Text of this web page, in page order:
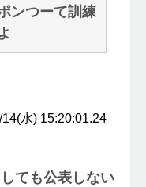
ンつーて訓練
水) 15:20:01.24
ても公表しない